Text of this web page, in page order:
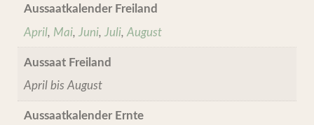
Aussaatkalender Freiland
April, Mai, Juni, Juli, August
Aussaat Freiland
April bis August
Aussaatkalender Ernte